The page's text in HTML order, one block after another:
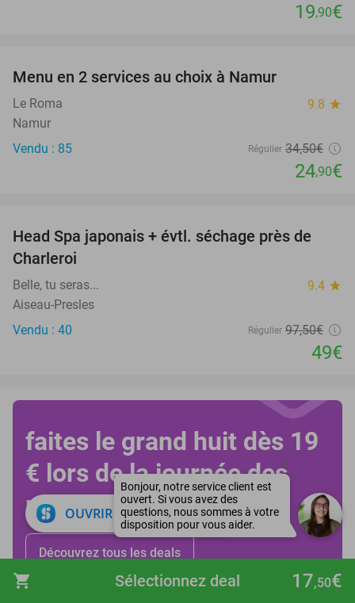
shopping_cart 17,50€
Sélectionnez deal
19,90€
Menu en 2 services au choix à Namur
Le Roma 9.8 star
Namur
Vendu : 85
Régulier 34,50€
24,90€
50%
Head Spa japonais + évtl. séchage près de
Charleroi
Belle, tu seras... 9.4 star
Aiseau-Presles
Vendu : 40
Régulier 97,50€
49€
faites le grand huit dès 19
€ lors de la journée des
montagnes russes !
Découvrez tous les deals
OUVRIR DANS L'APPLI close